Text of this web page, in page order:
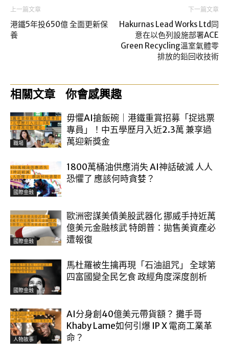
上一篇文章
港鐵5年投650億 全面更新保
養
下一篇文章
Hakurnas Lead Works Ltd同
意在以色列設施部署ACE
Green Recycling溫室氣體零
排放的鉛回收技術
相關文章 你會感興趣
職場
毋懼AI搶飯碗｜港鐵重賞招募「捉逃票
專員」！中五學歷月入近2.3萬 兼享過
萬迎新獎金
國際金融
1800萬桶油供應消失 AI神話破滅 人人
恐懼了 應該何時貪婪？
國際金融
歐洲密謀美債美股武器化 挪威手持近萬
億美元金融核武 特朗普：拋售美資產必
遭報復
國際金融
馬杜羅被生擒再現「石油詛咒」 全球第
四富國變全民乞食 政經角度深度剖析
人物故事
AI分身創40億美元帶貨額？ 攤手哥
Khaby Lame如何引爆 IP X 電商工業革
命？